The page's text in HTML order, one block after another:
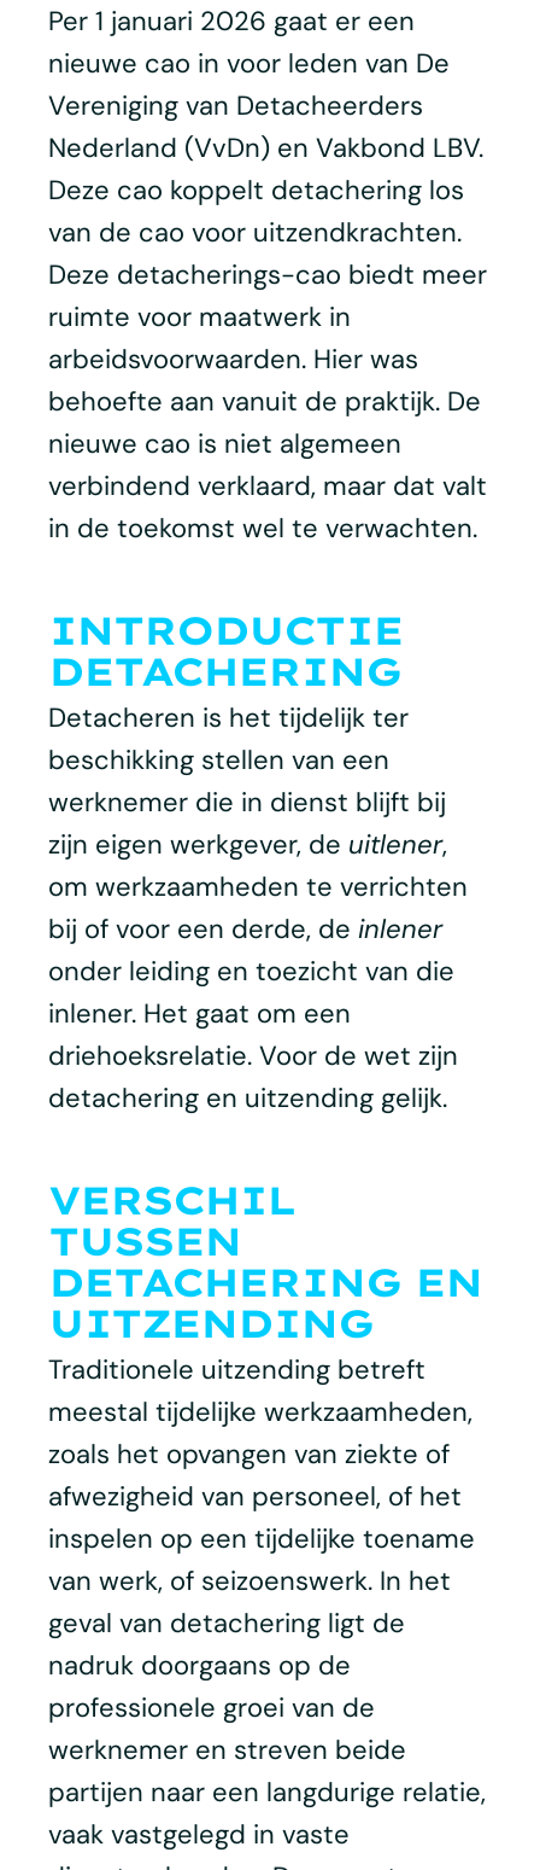
Per 1 januari 2026 gaat er een
nieuwe cao in voor leden van De
Vereniging van Detacheerders
Nederland (VvDn) en Vakbond LBV.
Deze cao koppelt detachering los
van de cao voor uitzendkrachten.
Deze detacherings-cao biedt meer
ruimte voor maatwerk in
arbeidsvoorwaarden. Hier was
behoefte aan vanuit de praktijk. De
nieuwe cao is niet algemeen
verbindend verklaard, maar dat valt
in de toekomst wel te verwachten.
INTRODUCTIE
DETACHERING
Detacheren is het tijdelijk ter
beschikking stellen van een
werknemer die in dienst blijft bij
zijn eigen werkgever, de uitlener,
om werkzaamheden te verrichten
bij of voor een derde, de inlener
onder leiding en toezicht van die
inlener. Het gaat om een
driehoeksrelatie. Voor de wet zijn
detachering en uitzending gelijk.
VERSCHIL
TUSSEN
DETACHERING EN
UITZENDING
Traditionele uitzending betreft
meestal tijdelijke werkzaamheden,
zoals het opvangen van ziekte of
afwezigheid van personeel, of het
inspelen op een tijdelijke toename
van werk, of seizoenswerk. In het
geval van detachering ligt de
nadruk doorgaans op de
professionele groei van de
werknemer en streven beide
partijen naar een langdurige relatie,
vaak vastgelegd in vaste